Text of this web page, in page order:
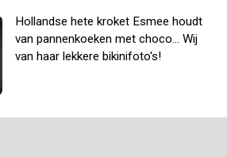
Hollandse hete kroket Esmee houdt
van pannenkoeken met choco... Wij
van haar lekkere bikinifoto's!